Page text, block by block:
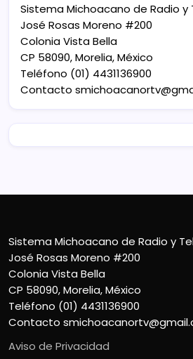
Sistema Michoacano de Radio y
José Rosas Moreno #200
Colonia Vista Bella
CP 58090, Morelia, México
Teléfono (01) 4431136900
Contacto
Sistema Michoacano de Radio y
José Rosas Moreno #200
Colonia Vista Bella
CP 58090, Morelia, México
Teléfono (01) 4431136900
Contacto
Aviso de Privacidad